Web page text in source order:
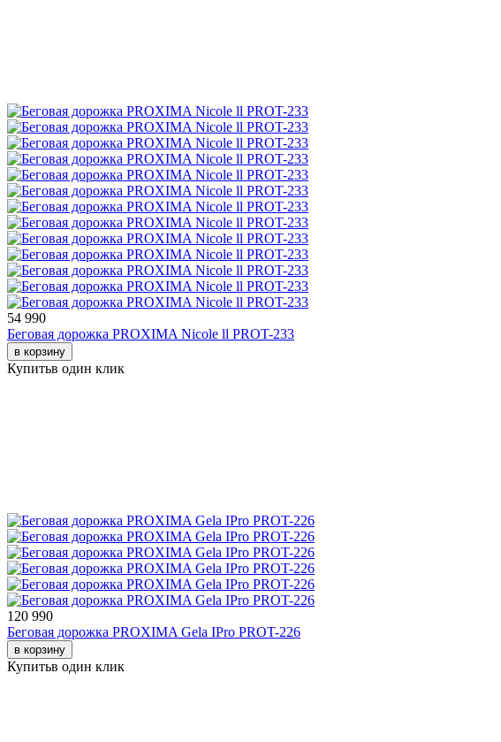
54 990
Беговая дорожка PROXIMA Nicole ll PROT-233
в корзину
Купитьв один клик
120 990
Беговая дорожка PROXIMA Gela IPro PROT-226
в корзину
Купитьв один клик